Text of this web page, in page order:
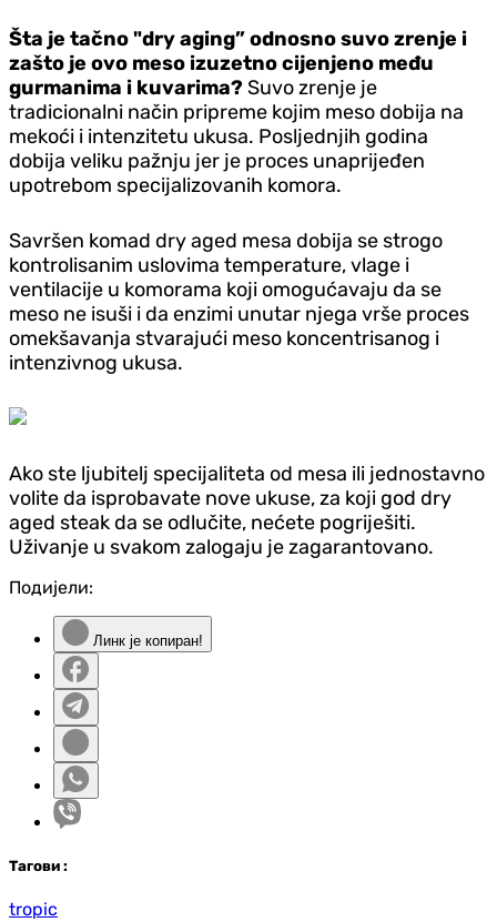
Šta je tačno "dry aging” odnosno suvo zrenje i
zašto je ovo meso izuzetno cijenjeno među
gurmanima i kuvarima?Suvo zrenje je
tradicionalni način pripreme kojim meso dobija na
mekoći i intenzitetu ukusa. Posljednjih godina
dobija veliku pažnju jer je proces unaprijeđen
upotrebom specijalizovanih komora.
Savršen komad dry aged mesa dobija se strogo
kontrolisanim uslovima temperature, vlage i
ventilacije u komorama koji omogućavaju da se
meso ne isuši i da enzimi unutar njega vrše proces
omekšavanja stvarajući meso koncentrisanog i
intenzivnog ukusa.
Ako ste ljubitelj specijaliteta od mesa ili jednostavno
volite da isprobavate nove ukuse, za koji god dry
aged steak da se odlučite, nećete pogriješiti.
Uživanje u svakom zalogaju je zagarantovano.
Подијели:
Линк је копиран!
Тагови :
tropic